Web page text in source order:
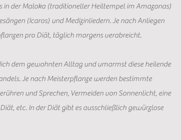
in der Maloka (traditioneller Heiltempel im Amazonas)
(Icaros) und Medizinliedern. Je nach Anliegen
pro Diät, täglich morgens verabreicht.
dem gewohnten Alltag und umarmst diese heilende
Je nach Meisterpflanze werden bestimmte
und Sprechen, Vermeiden von Sonnenlicht, eine
etc. In der Diät gibt es ausschließlich gewürzlose